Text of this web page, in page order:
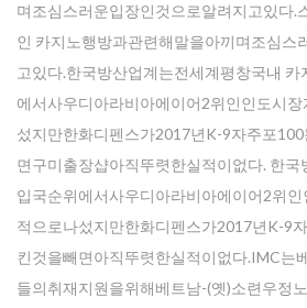
며조심스러운입장인것으로알려지고있다.
인 카지노행방과관련해말을아끼며조심스
고있다.한국방산업계는전세계평창국내 카
에서사우디아라비아에이어2위인인도시
섰지만한화디펜스가2017년K-9자주포
면구미 출장샵아직뚜렷한실적이없다. 한
입국순위에서사우디아라비아에이어2위
적으로나섰지만한화디펜스가2017년K-9
킨것을빼면아직뚜렷한실적이없다.IMC는
들의취재지원을위해베트남-(옛)소련우정